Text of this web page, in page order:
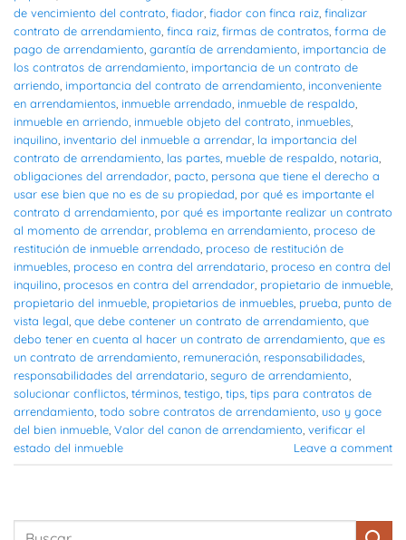
de vencimiento del contrato, fiador, fiador con finca raiz, finalizar
contrato de arrendamiento, finca raiz, firmas de contratos, forma de
pago de arrendamiento, garantía de arrendamiento, importancia de
los contratos de arrendamiento, importancia de un contrato de
arriendo, importancia del contrato de arrendamiento, inconveniente
en arrendamientos, inmueble arrendado, inmueble de respaldo,
inmueble en arriendo, inmueble objeto del contrato, inmuebles,
inquilino, inventario del inmueble a arrendar, la importancia del
contrato de arrendamiento, las partes, mueble de respaldo, notaria,
obligaciones del arrendador, pacto, persona que tiene el derecho a
usar ese bien que no es de su propiedad, por qué es importante el
contrato d arrendamiento, por qué es importante realizar un contrato
al momento de arrendar, problema en arrendamiento, proceso de
restitución de inmueble arrendado, proceso de restitución de
inmuebles, proceso en contra del arrendatario, proceso en contra del
inquilino, procesos en contra del arrendador, propietario de inmueble,
propietario del inmueble, propietarios de inmuebles, prueba, punto de
vista legal, que debe contener un contrato de arrendamiento, que
debo tener en cuenta al hacer un contrato de arrendamiento, que es
un contrato de arrendamiento, remuneración, responsabilidades,
responsabilidades del arrendatario, seguro de arrendamiento,
solucionar conflictos, términos, testigo, tips, tips para contratos de
arrendamiento, todo sobre contratos de arrendamiento, uso y goce
del bien inmueble, Valor del canon de arrendamiento, verificar el
estado del inmueble
Leave a comment